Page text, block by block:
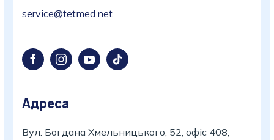
service@tetmed.net
Адреса
Вул. Богдана Хмельницького, 52, офіс 408,